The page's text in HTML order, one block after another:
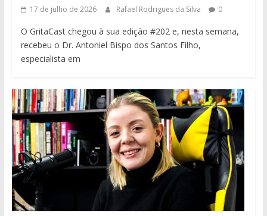
17 de julho de 2026 Rafael Rodrigues da Silva 0
O GritaCast chegou à sua edição #202 e, nesta semana,
recebeu o Dr. Antoniel Bispo dos Santos Filho,
especialista em